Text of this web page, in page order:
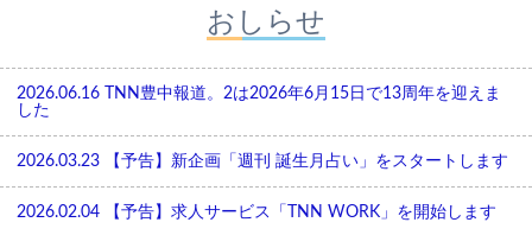
おしらせ
2026.06.16
TNN豊中報道。2は2026年6月15日で13周年を迎えま
した
2026.03.23 【予告】新企画「週刊 誕生月占い」をスタートします
2026.02.04 【予告】求人サービス「TNN WORK」を開始します